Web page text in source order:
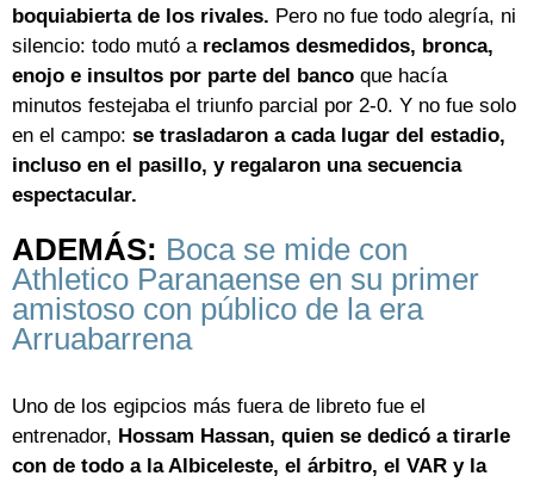
boquiabierta de los rivales. Pero no fue todo alegría, ni
silencio: todo mutó a reclamos desmedidos, bronca,
enojo e insultos por parte del banco que hacía
minutos festejaba el triunfo parcial por 2-0. Y no fue solo
en el campo: se trasladaron a cada lugar del estadio,
incluso en el pasillo, y regalaron una secuencia
espectacular.
ADEMÁS: Boca se mide con
Athletico Paranaense en su primer
amistoso con público de la era
Arruabarrena
Uno de los egipcios más fuera de libreto fue el
entrenador, Hossam Hassan, quien se dedicó a tirarle
con de todo a la Albiceleste, el árbitro, el VAR y la